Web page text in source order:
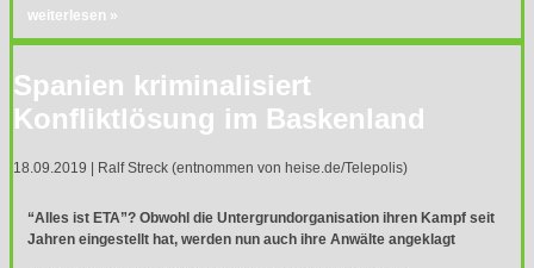
weiterlesen »
Spanien kriminalisiert
Konfliktlösung im Baskenland
18.09.2019 | Ralf Streck (entnommen von heise.de/Telepolis)
“Alles ist ETA”? Obwohl die Untergrundorganisation ihren Kampf seit
Jahren eingestellt hat, werden nun auch ihre Anwälte angeklagt